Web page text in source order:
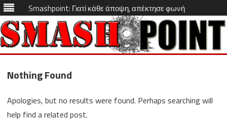
Smashpoint: Γιατί κάθε άποψη, απέκτησε φωνή
Skip
Nothing Found
Apologies, but no results were found. Perhaps searching will
help find a related post.